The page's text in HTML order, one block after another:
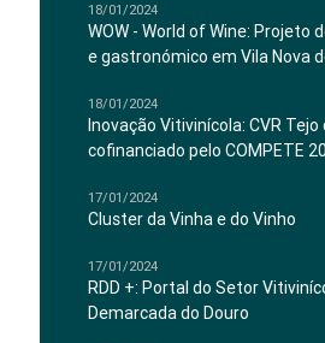
18/01/2024
WOW - World of Wine: Projeto
e gastronómico em Vila Nova
18/01/2024
Inovação Vitivinícola: CVR
cofinanciado pelo COMPETE
17/01/2024
Cluster da Vinha e do Vinho
17/01/2024
RDD +: Portal do Setor
Demarcada do Douro